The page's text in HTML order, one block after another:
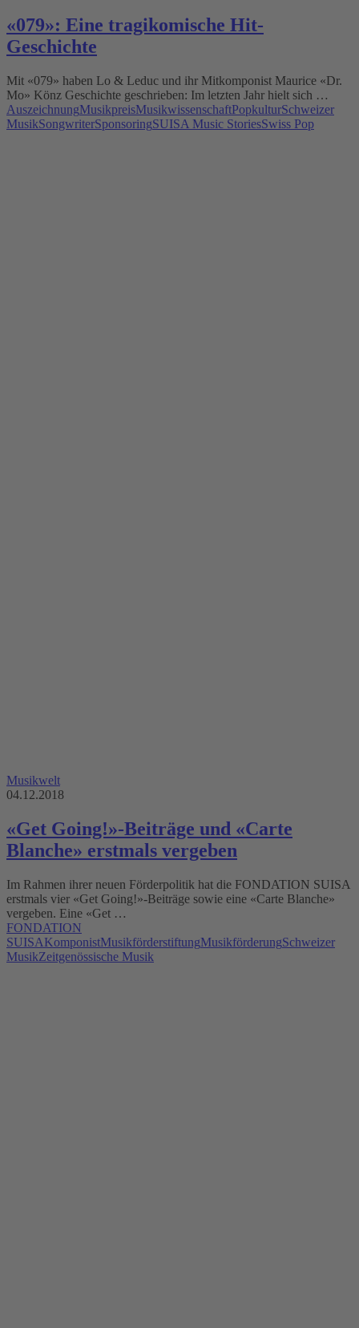
«079»: Eine tragikomische Hit-
Geschichte
Mit «079» haben Lo & Leduc und ihr Mitkomponist Maurice «Dr.
Mo» Könz Geschichte geschrieben: Im letzten Jahr hielt sich …
AuszeichnungMusikpreisMusikwissenschaftPopkulturSchweizer
MusikSongwriterSponsoringSUISA Music StoriesSwiss Pop
Musikwelt
04.12.2018
«Get Going!»-Beiträge und «Carte
Blanche» erstmals vergeben
Im Rahmen ihrer neuen Förderpolitik hat die FONDATION SUISA
erstmals vier «Get Going!»-Beiträge sowie eine «Carte Blanche»
vergeben. Eine «Get …
FONDATION
SUISAKomponistMusikförderstiftungMusikförderungSchweizer
MusikZeitgenössische Musik